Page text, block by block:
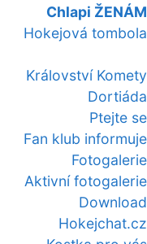
Chlapi ŽENÁM
Hokejová tombola
Království Komety
Dortiáda
Ptejte se
Fan klub informuje
Fotogalerie
Aktivní fotogalerie
Download
Hokejchat.cz